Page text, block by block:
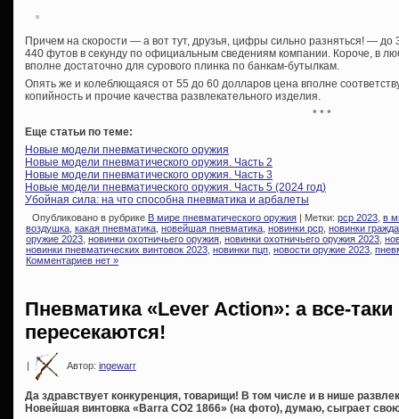
Причем на скорости — а вот тут, друзья, цифры сильно разняться! —
440 футов в секунду по официальным сведениям компании. Короче, в
вполне достаточно для сурового плинка по банкам-бутылкам.
Опять же и колеблющаяся от 55 до 60 долларов цена вполне
копийность и прочие качества развлекательного изделия.
* * *
Еще статьи по теме:
Новые модели пневматического оружия
Новые модели пневматического оружия. Часть 2
Новые модели пневматического оружия. Часть 3
Новые модели пневматического оружия. Часть 5 (2024 год)
Убойная сила: на что способна пневматика и арбалеты
Опубликовано в рубрике В мире пневматического оружия | Метки: pcp 2023 в
воздушка какая пневматика новейшая пневматика новинки pcp новинки
оружие 2023 новинки охотничьего оружия новинки охотничьего оружия 2023
новинки пневматических винтовок 2023 новинки пцп новости оружие 2023
Комментариев нет »
Пневматика «Lever Action»: а все-
пересекаются!
| Автор: ingewarr
Да здравствует конкуренция, товарищи! В том числе и в нише
Новейшая винтовка «Barra CO2 1866» (на фото), думаю, сыграет